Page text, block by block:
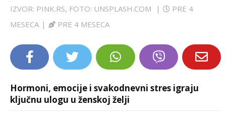
IZVOR: PINK.RS, FOTO: UNSPLASH.COM |
PRE 4
MESECA | PRE 4 MESECA
Hormoni, emocije i svakodnevni stres igraju
ključnu ulogu u ženskoj želji